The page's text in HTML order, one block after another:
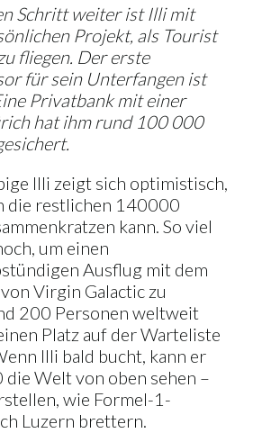
Schritt weiter ist Il­li mit
Pro­jekt, als Tourist
flie­gen. Der erste
für sein Unterfangen ist
Privatbank mit einer
hat ihm rund 100 000
Illi zeigt sich opti­mistisch,
die restlichen 140000
kann. So viel
um einen
Ausflug mit dem
Virgin Galactic zu
200 Personen weltweit
Platz auf der Warteliste
Illi bald bucht, kann er
Welt von oben sehen –
wie Formel-1-
Luzern brettern.